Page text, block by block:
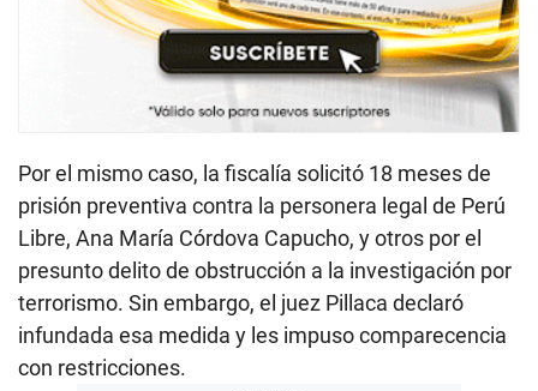
Por el mismo caso, la fiscalía solicitó 18 meses de
prisión preventiva contra la personera legal de Perú
Libre, Ana María Córdova Capucho, y otros por el
presunto delito de obstrucción a la investigación por
terrorismo. Sin embargo, el juez Pillaca declaró
infundada esa medida y les impuso comparecencia
con restricciones.